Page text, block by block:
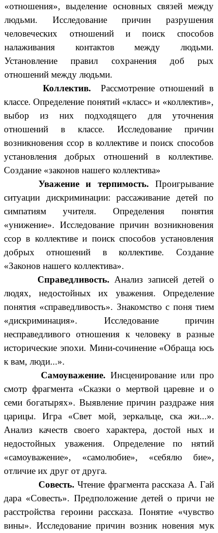
«отношения», выделение основных связей между
людьми. Исследование причин разрушения
человеческих отношений и поиск способов
налаживания контактов между людьми.
Установление правил сохранения доб рых
отношений между людьми.
Коллектив.
Рассмотрение отношений в
классе. Определение понятий «класс» и «коллектив»,
выбор из них подходящего для уточнения
отношений в классе. Исследование причин
возникновения ссор в коллективе и поиск способов
установления добрых отношений в коллективе.
Создание «законов нашего коллектива»
Уважение и терпимость. Проигрывание
ситуации дискриминации: рассаживание детей по
симпатиям учителя. Определения понятия
«унижение». Исследование причин возникновения
ссор в коллективе и поиск способов установления
добрых отношений в коллективе. Создание
«Законов нашего коллектива».
Справедливость. Анализ записей детей о
людях, недостойных их уважения. Определение
понятия «справедливость». Знакомство с поня тием
«дискриминация». Исследование причин
несправедливого отношения к человеку в разные
исторические эпохи. Мини-сочинение «Обраща юсь
к вам, люди...».
Самоуважение. Инсценирование или про
смотр фрагмента «Сказки о мертвой царевне и о
семи богатырях». Выявление причин раздраже ния
царицы. Игра «Свет мой, зеркальце, ска жи...».
Анализ качеств своего характера, достой ных и
недостойных уважения. Определение по нятий
«самоуважение», «самолюбие», «себялю бие»,
отличие их друг от друга.
Совесть.Чтение фрагмента рассказа А. Гай
дара «Совесть». Предположение детей о причи не
расстройства героини рассказа. Понятие «чувство
вины». Исследование причин возник новения мук